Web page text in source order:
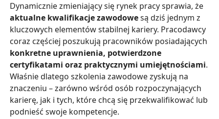
Dynamicznie zmieniający się rynek pracy sprawia, że
aktualne kwalifikacje zawodowesą dziś jednym z
kluczowych elementów stabilnej kariery. Pracodawcy
coraz częściej poszukują pracowników posiadających
konkretne uprawnienia, potwierdzone
certyfikatami oraz praktycznymi umiejętnościami.
Właśnie dlatego szkolenia zawodowe zyskują na
znaczeniu – zarówno wśród osób rozpoczynających
karierę, jak i tych, które chcą się przekwalifikować lub
podnieść swoje kompetencje.